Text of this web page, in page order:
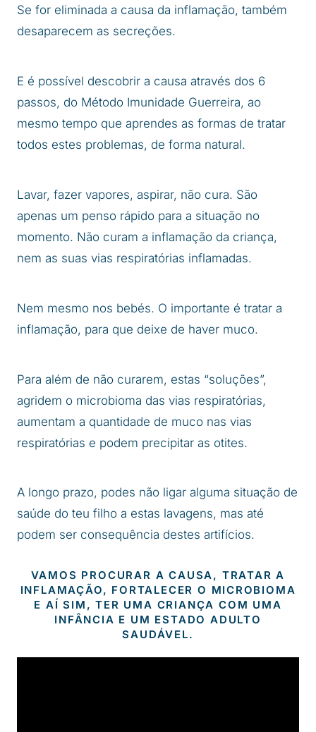
Se for eliminada a causa da inflamação, também
desaparecem as secreções.
E é possível descobrir a causa através dos 6
passos, do Método Imunidade Guerreira, ao
mesmo tempo que aprendes as formas de tratar
todos estes problemas, de forma natural.
Lavar, fazer vapores, aspirar, não cura. São
apenas um penso rápido para a situação no
momento. Não curam a inflamação da criança,
nem as suas vias respiratórias inflamadas.
Nem mesmo nos bebés. O importante é tratar a
inflamação, para que deixe de haver muco.
Para além de não curarem, estas “soluções”,
agridem o microbioma das vias respiratórias,
aumentam a quantidade de muco nas vias
respiratórias e podem precipitar as otites.
A longo prazo, podes não ligar alguma situação de
saúde do teu filho a estas lavagens, mas até
podem ser consequência destes artifícios.
VAMOS PROCURAR A CAUSA, TRATAR A
INFLAMAÇÃO, FORTALECER O MICROBIOMA
E AÍ SIM, TER UMA CRIANÇA COM UMA
INFÂNCIA E UM ESTADO ADULTO
SAUDÁVEL.